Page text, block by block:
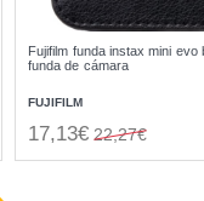
Fujifilm funda instax mini evo
funda de cámara
FUJIFILM
17,13€ 22,27€